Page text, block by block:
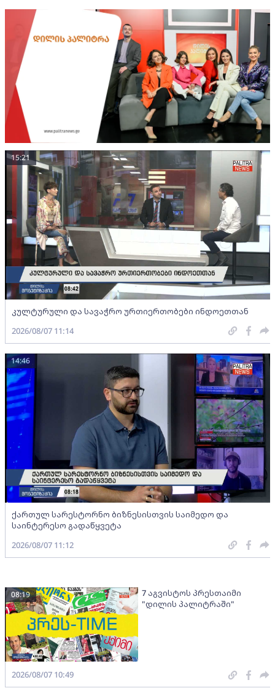
კულტურული და სავაჭრო ურთიერთობები ინდოეთთან
15:21
2026/08/07 11:14
ქართულ სარესტორნო ბიზნესისთვის საიმედო და
საინტერესო გადაწყვეტა
14:46
2026/08/07 11:12
7 აგვისტოს პრესთაიმი
"დილის პალიტრაში"
08:19
2026/08/07 10:49